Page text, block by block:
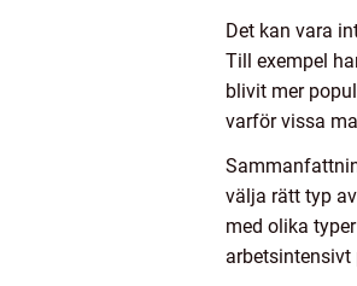
Det kan vara
Till exempel
blivit mer
varför vissa
välja rätt typ
med olika